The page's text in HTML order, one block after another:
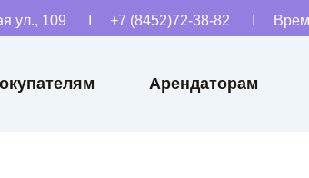
ул., 109 Ι +7 (8452)72-38-82 Ι
Арендаторам